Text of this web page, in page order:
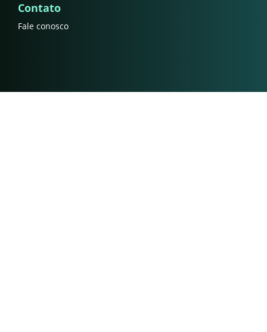
Contato
Fale conosco